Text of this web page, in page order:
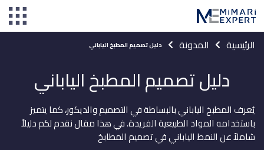
الرئيسية المدونة دليل تصميم المطبخ الياباني
دليل تصميم المطبخ الياباني
يُعرف المطبخ الياباني بالبساطة في التصميم والديكور، كما يتميز
باستخدامه المواد الطبيعية الفريدة. في هذا مقال نقدم لكم دليلاً
شاملاً عن النمط الياباني في تصميم المطابخ